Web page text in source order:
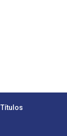
Títulos